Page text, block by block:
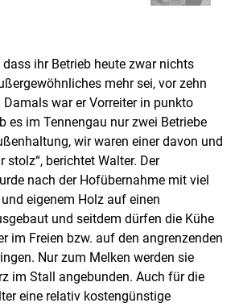
to main content
ihr Betrieb heute zwar nichts
mehr sei, vor zehn
war er Vorreiter in punkto
es im Tennengau nur zwei Betriebe
wir waren einer davon und
berichtet Walter. Der
nach der Hofübernahme mit viel
eigenem Holz auf einen
und seitdem dürfen die Kühe
im Freien bzw. auf den angrenzenden
Nur zum Melken werden sie
im Stall angebunden. Auch für die
eine relativ kostengünstige